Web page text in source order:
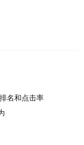
名和点击率